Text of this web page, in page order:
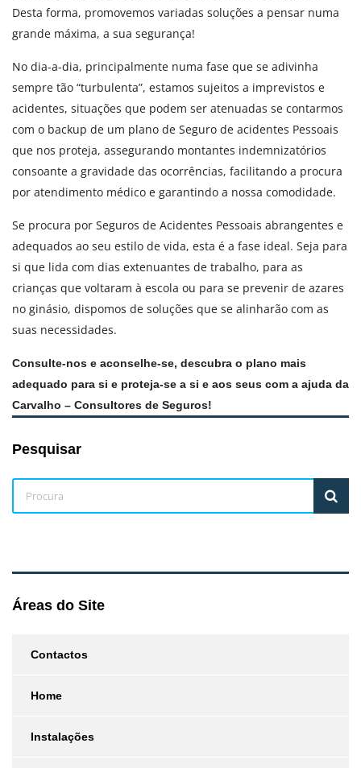
Desta forma, promovemos variadas soluções a pensar numa
grande máxima, a sua segurança!
No dia-a-dia, principalmente numa fase que se adivinha
sempre tão “turbulenta”, estamos sujeitos a imprevistos e
acidentes, situações que podem ser atenuadas se contarmos
com o backup de um plano de Seguro de acidentes Pessoais
que nos proteja, assegurando montantes indemnizatórios
consoante a gravidade das ocorrências, facilitando a procura
por atendimento médico e garantindo a nossa comodidade.
Se procura por Seguros de Acidentes Pessoais abrangentes e
adequados ao seu estilo de vida, esta é a fase ideal. Seja para
si que lida com dias extenuantes de trabalho, para as
crianças que voltaram à escola ou para se prevenir de azares
no ginásio, dispomos de soluções que se alinharão com as
suas necessidades.
Consulte-nos e aconselhe-se, descubra o plano mais
adequado para si e proteja-se a si e aos seus com a ajuda da
Carvalho – Consultores de Seguros!
Pesquisar
Áreas do Site
Contactos
Home
Instalações